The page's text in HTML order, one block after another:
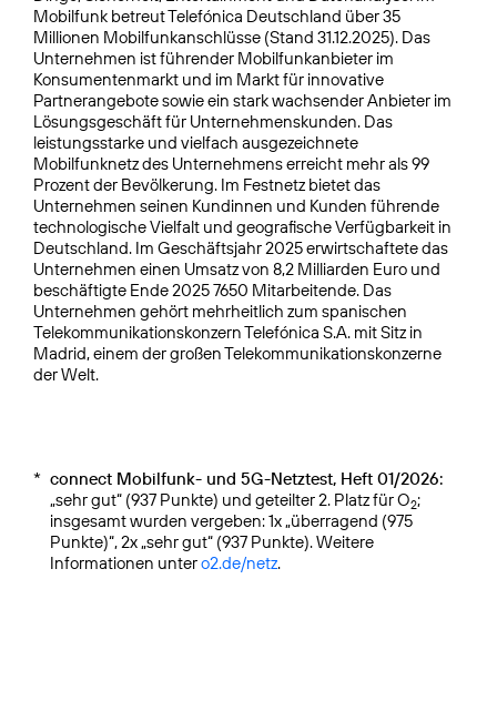
Mobilfunk betreut Telefónica Deutschland über 35
Millionen Mobilfunkanschlüsse (Stand 31.12.2025). Das
Unternehmen ist führender Mobilfunkanbieter im
Konsumentenmarkt und im Markt für innovative
Partnerangebote sowie ein stark wachsender Anbieter im
Lösungsgeschäft für Unternehmenskunden. Das
leistungsstarke und vielfach ausgezeichnete
Mobilfunknetz des Unternehmens erreicht mehr als 99
Prozent der Bevölkerung. Im Festnetz bietet das
Unternehmen seinen Kundinnen und Kunden führende
technologische Vielfalt und geografische Verfügbarkeit in
Deutschland. Im Geschäftsjahr 2025 erwirtschaftete das
Unternehmen einen Umsatz von 8,2 Milliarden Euro und
beschäftigte Ende 2025 7650 Mitarbeitende. Das
Unternehmen gehört mehrheitlich zum spanischen
Telekommunikationskonzern Telefónica S.A. mit Sitz in
Madrid, einem der großen Telekommunikationskonzerne
der Welt.
* connect Mobilfunk- und 5G-Netztest, Heft 01/2026:
„sehr gut“ (937 Punkte) und geteilter 2. Platz für O2;
insgesamt wurden vergeben: 1x „überragend (975
Punkte)“, 2x „sehr gut“ (937 Punkte). Weitere
Informationen untero2.de/netz.